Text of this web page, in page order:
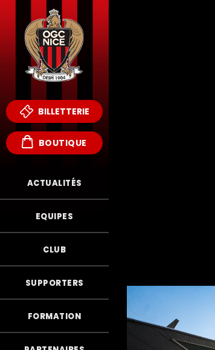
BILLETTERIE
BOUTIQUE
ACTUALITÉS
EQUIPES
CLUB
SUPPORTERS
FORMATION